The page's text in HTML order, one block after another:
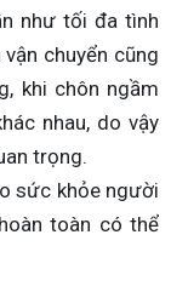
như tối đa tình
chuyển cũng
khi chôn ngầm
nhau, do vậy
trọng.
sức khỏe người
toàn có thể